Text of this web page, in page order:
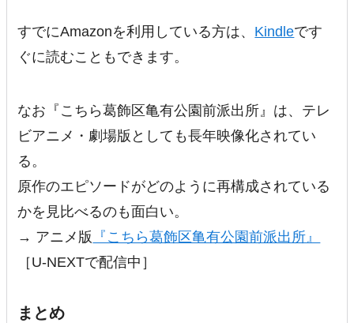
すでにAmazonを利用している方は、 Kindleです
ぐに読むこともできます。
なお『こちら葛飾区亀有公園前派出所』は、テレ
ビアニメ・劇場版としても長年映像化されてい
る。
原作のエピソードがどのように再構成されている
かを見比べるのも面白い。
→ アニメ版
『こちら葛飾区亀有公園前派出所』
［U-NEXTで配信中］
まとめ